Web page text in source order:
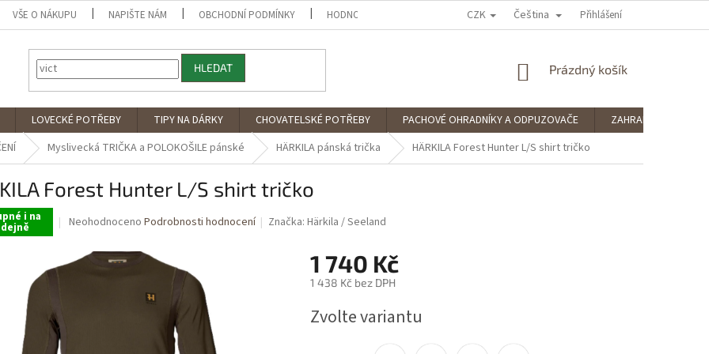
VŠE O NÁKUPU NAPIŠTE NÁM OBCHODNÍ PODMÍNKY HODNOCENÍ OBCHODU PODMÍNKY OCHRANY OSOBNÍCH ÚDAJŮ
CZK Čeština Přihlášení
HLEDAT
NÁKUPNÍ
Prázdný košík
LOVECKÉ POTŘEBY TIPY NA DÁRKY CHOVATELSKÉ POTŘEBY PACHOVÉ OHRADNÍKY A ODPUZOVAČE
ZAHRADNÍ POTŘEBY
Myslivecká TRIČKA a POLOKOŠILE pánské HÄRKILA pánská trička HÄRKILA Forest Hunter L/S shirt tričko
Forest Hunter L/S shirt tričko
i na
Průměrné
produktu
je
Neohodnoceno Podrobnosti hodnocení Značka:Härkila / Seeland
1 740 Kč
1 438 Kč bez DPH
cena:
Zvolte variantu